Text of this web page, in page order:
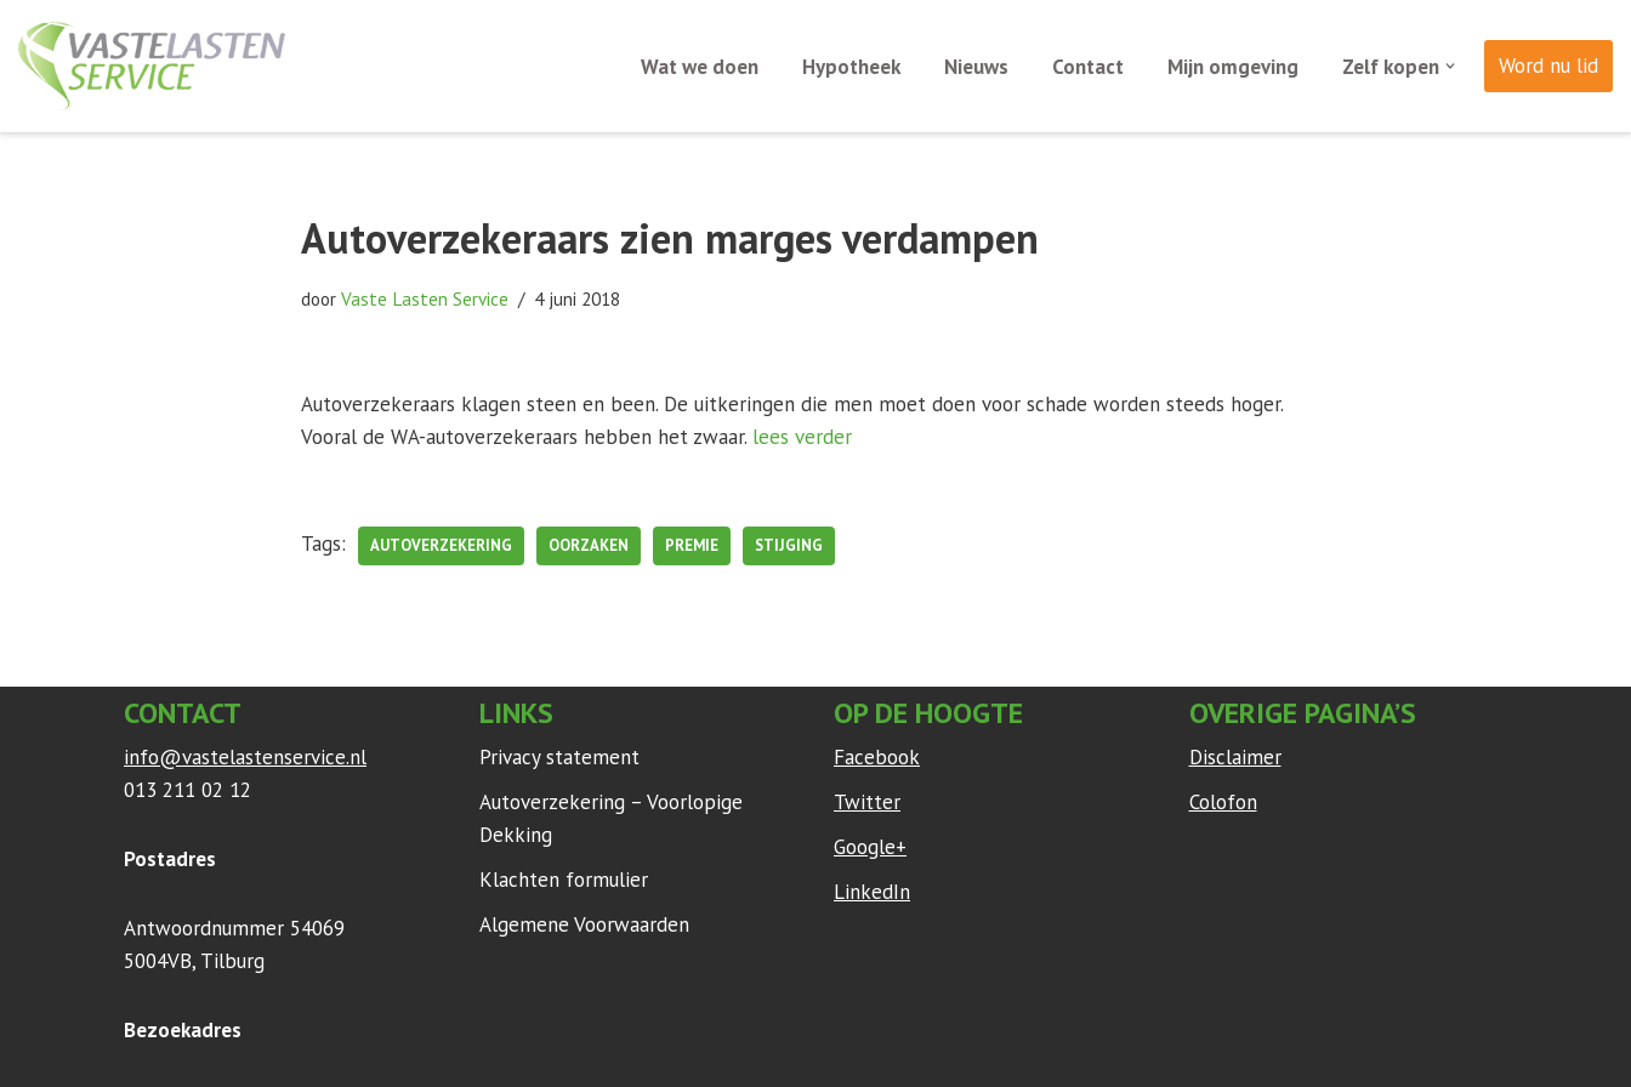
Ga
de
Wat we doen Hypotheek Nieuws Contact Mijn omgeving Zelf kopen Word nu lid
Autoverzekeraars zien marges verdampen
doorVaste Lasten Service 4 juni 2018
Autoverzekeraars klagen steen en been. De uitkeringen die men moet doen voor schade worden steeds hoger.
Vooral de WA-autoverzekeraars hebben het zwaar. lees verder
Tags: AUTOVERZEKERING OORZAKEN PREMIE STIJGING
CONTACT
info@vastelastenservice.nl
013 211 02 12
Postadres
Antwoordnummer 54069
5004VB, Tilburg
Bezoekadres
LINKS
Privacy statement
Autoverzekering – Voorlopige
Dekking
Klachten formulier
Algemene Voorwaarden
OP DE HOOGTE
Facebook
Twitter
Google+
LinkedIn
OVERIGE PAGINA’S
Disclaimer
Colofon